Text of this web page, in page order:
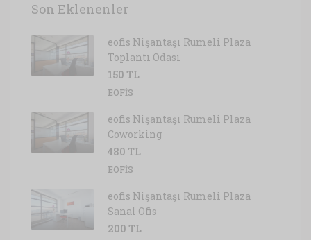
Son Eklenenler
eofis Nişantaşı Rumeli Plaza
Toplantı Odası
150 TL
EOFIS
eofis Nişantaşı Rumeli Plaza
Coworking
480 TL
EOFIS
eofis Nişantaşı Rumeli Plaza
Sanal Ofis
200 TL